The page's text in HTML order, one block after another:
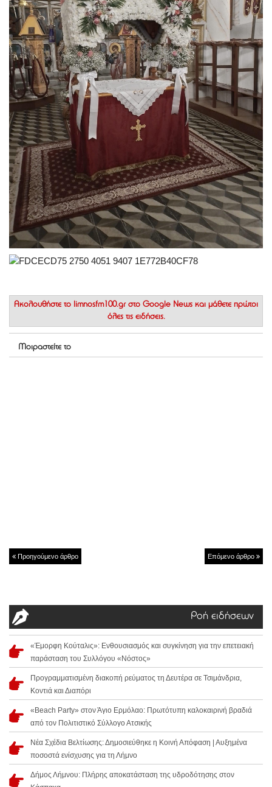
Ακολουθήστε το limnosfm100.gr στο Google News και μάθετε πρώτοι
όλες τις ειδήσεις.
Μοιραστείτε το
Προηγούμενο άρθρο Επόμενο άρθρο
Ροή ειδήσεων
«Έμορφη Κούταλις»: Ενθουσιασμός και συγκίνηση για την επετειακή
παράσταση του Συλλόγου «Νόστος»
Προγραμματισμένη διακοπή ρεύματος τη Δευτέρα σε Τσιμάνδρια,
Κοντιά και Διαπόρι
«Beach Party» στον Άγιο Ερμόλαο: Πρωτότυπη καλοκαιρινή βραδιά
από τον Πολιτιστικό Σύλλογο Ατσικής
Νέα Σχέδια Βελτίωσης: Δημοσιεύθηκε η Κοινή Απόφαση | Αυξημένα
ποσοστά ενίσχυσης για τη Λήμνο
Δήμος Λήμνου: Πλήρης αποκατάσταση της υδροδότησης στον